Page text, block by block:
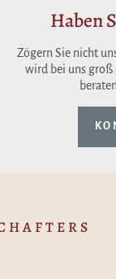
Haben
Zögern Sie nicht
wird bei uns